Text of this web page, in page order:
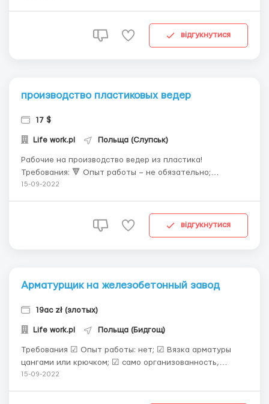
договор; 🔻график пн-сб:10-12 часо...
відгукнутися
производство пластиковых ведер
17 $
Life work.pl Польща (Слупськ)
Рабочие на производство ведер из пластика!
Требования: 🔻 Опыт работы – не обязательно;
🔻самоорганизованность,трудолюбие , внимательность;
трудовой договор; 🔻гр...
15-09-2022
відгукнутися
Арматурщик на железобетонный завод
19ас zł (злотых)
Life work.pl Польща (Бидгощ)
Требования ☑ Опыт работы: нет; ☑ Вязка арматуры
цангами или крючком; ☑ само организованность,
трудолюбие, внимательность; ☑ Польский язык –
15-09-2022